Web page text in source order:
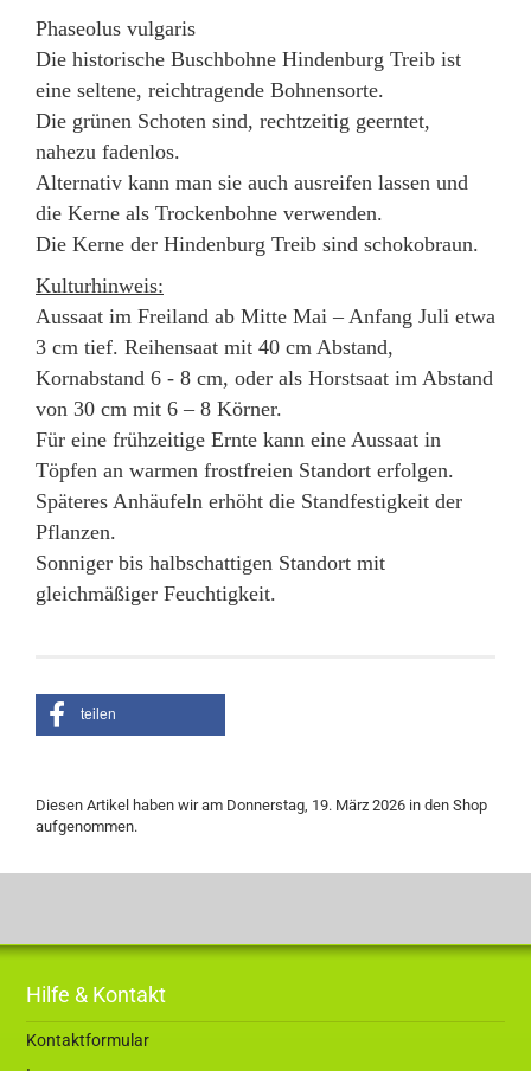
Phaseolus vulgaris
Die historische Buschbohne Hindenburg Treib ist
eine seltene, reichtragende Bohnensorte.
Die grünen Schoten sind, rechtzeitig geerntet,
nahezu fadenlos.
Alternativ kann man sie auch ausreifen lassen und
die Kerne als Trockenbohne verwenden.
Die Kerne der Hindenburg Treib sind schokobraun.
Kulturhinweis:
Aussaat im Freiland ab Mitte Mai – Anfang Juli etwa
3 cm tief. Reihensaat mit 40 cm Abstand,
Kornabstand 6 - 8 cm, oder als Horstsaat im Abstand
von 30 cm mit 6 – 8 Körner.
Für eine frühzeitige Ernte kann eine Aussaat in
Töpfen an warmen frostfreien Standort erfolgen.
Späteres Anhäufeln erhöht die Standfestigkeit der
Pflanzen.
Sonniger bis halbschattigen Standort mit
gleichmäßiger Feuchtigkeit.
teilen
Diesen Artikel haben wir am Donnerstag, 19. März 2026 in den Shop
aufgenommen.
Hilfe & Kontakt
Kontaktformular